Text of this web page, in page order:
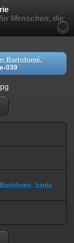
Menschen, die
Bartolomé,
039
Santa